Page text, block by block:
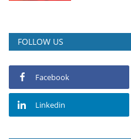
FOLLOW US
Facebook
Linkedin